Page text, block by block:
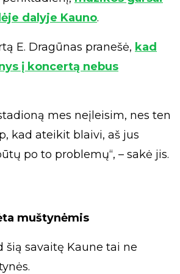
dalyje Kauno.
E. Dragūnas pranešė, kad
į koncertą nebus
mes neįleisim, nes ten
kad ateikit blaivi, aš jus
po to problemų“, – sakė jis.
muštynėmis
šią savaitę Kaune tai ne